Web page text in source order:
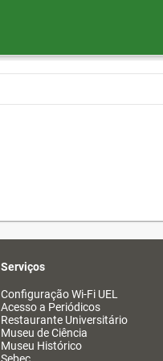
Serviços
Configuração Wi-Fi UEL
Acesso a Periódicos
Restaurante Universitário
Museu de Ciência
Museu Histórico